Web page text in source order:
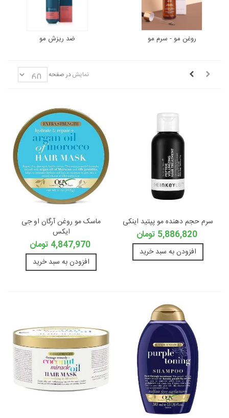
روغن مو - سرم مو ضد ریزش مو
نمایشدر صفحه
سرم حجم دهنده مو پپتید اینکی
5,886,820 تومان
افزودن به سبد خرید
ماسک مو روغن آرگان او جی
ایکس
4,847,970 تومان
افزودن به سبد خرید